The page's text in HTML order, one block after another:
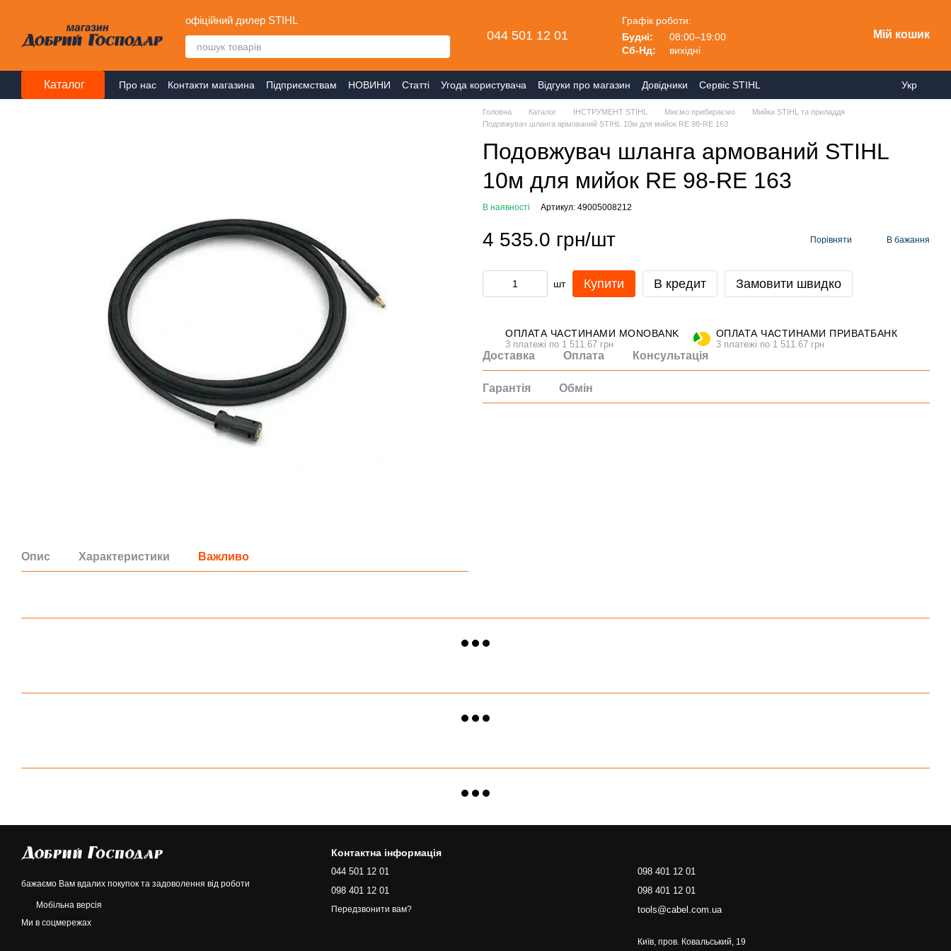
офіційний дилер STIHL
044 501 12 01
Графік роботи:
Будні:
08:00–19:00
Сб-Нд:
вихідні
Мій кошик
Каталог Про нас Контакти магазина Підприємствам НОВИНИ Статті Угода користувача Відгуки про магазин Довідники Сервіс STIHL Укр
Опис Характеристики Важливо
Головна Каталог ІНСТРУМЕНТ STIHL Миємо прибираємо
Мийки STIHL та приладдя
Подовжувач шланга армований STIHL 10м для мийок RE 98-RE 163
Подовжувач шланга армований STIHL
10м для мийок RE 98-RE 163
В наявності Артикул: 49005008212
4 535.0 грн/шт Порівняти В бажання
шт Купити В кредит Замовити швидко
ОПЛАТА ЧАСТИНАМИ MONOBANK
3 платежі по 1 511.67 грн
ОПЛАТА ЧАСТИНАМИ ПРИВАТБАНК
3 платежі по 1 511.67 грн
Доставка Оплата Консультація
Гарантія Обмін
бажаємо Вам вдалих покупок та задоволення від роботи
Мобільна версія
Ми в соцмережах
Контактна інформація
044 501 12 01
098 401 12 01
Передзвонити вам?
098 401 12 01
098 401 12 01
tools@cabel.com.ua
Київ, пров. Ковальський, 19